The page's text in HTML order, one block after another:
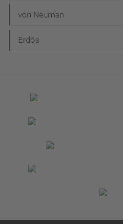
von Neuman
Erdös